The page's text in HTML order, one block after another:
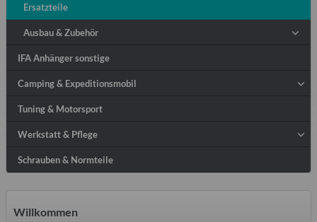
Ersatzteile
Ausbau & Zubehör
IFA Anhänger sonstige
Camping & Expeditionsmobil
Tuning & Motorsport
Werkstatt & Pflege
Schrauben & Normteile
Willkommen